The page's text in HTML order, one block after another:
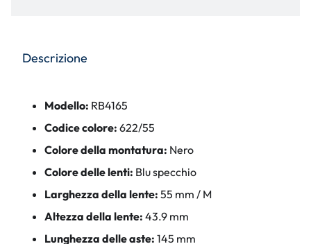
Descrizione
Modello: RB4165
Codice colore: 622/55
Colore della montatura: Nero
Colore delle lenti: Blu specchio
Larghezza della lente: 55 mm / M
Altezza della lente: 43.9 mm
Lunghezza delle aste: 145 mm